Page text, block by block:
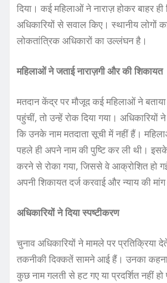
दिया। कई महिलाओं ने नाराज़ होकर बाहर ही
अधिकारियों से सवाल किए। स्थानीय लोगों
लोकतांत्रिक अधिकारों का उल्लंघन है।
महिलाओं ने जताई नाराज़गी और की शिकायत
मतदान केंद्र पर मौजूद कई महिलाओं ने
पहुंचीं, तो उन्हें रोक दिया गया।
कि उनके नाम मतदाता सूची में नहीं हैं।
पहले ही अपने नाम की पुष्टि कर ली थी।
करने से रोका गया, जिससे वे आक्रोशित हो
अपनी शिकायत दर्ज करवाई और न्याय की
अधिकारियों ने दिया स्पष्टीकरण
चुनाव अधिकारियों ने मामले पर प्रतिक्रिया
तकनीकी दिक्कतें सामने आई हैं। उनका
कुछ नाम गलती से हट गए या प्रदर्शित नहीं हो